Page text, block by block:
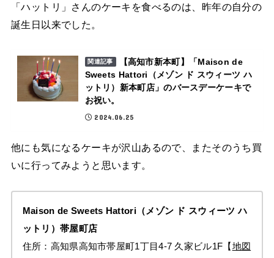
「ハットリ」さんのケーキを食べるのは、昨年の自分の
誕生日以来でした。
関連記事
【高知市新本町】「Maison de
Sweets Hattori（メゾン ド スウィーツ ハ
ットリ）新本町店」のバースデーケーキで
お祝い。
2024.06.25
他にも気になるケーキが沢山あるので、またそのうち買
いに行ってみようと思います。
Maison de Sweets Hattori（メゾン ド スウィーツ ハ
ットリ）帯屋町店
住所：高知県高知市帯屋町1丁目4-7 久家ビル1F【 地図